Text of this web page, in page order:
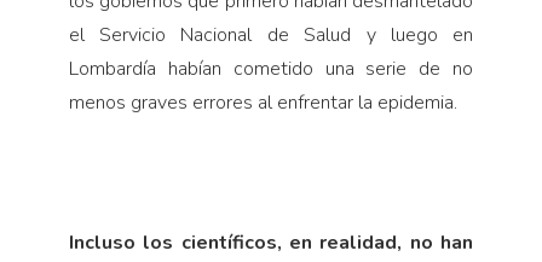
el Servicio Nacional de Salud y luego en
Lombardía habían cometido una serie de no
menos graves errores al enfrentar la epidemia.
Incluso los científicos, en realidad, no han